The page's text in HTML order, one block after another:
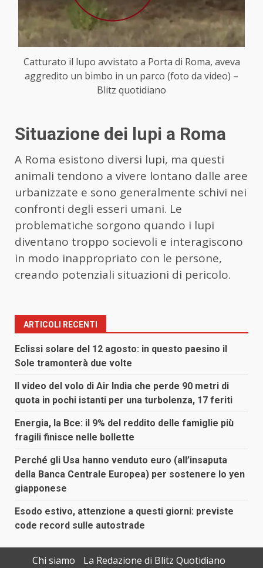
Catturato il lupo avvistato a Porta di Roma, aveva
aggredito un bimbo in un parco (foto da video) –
Blitz quotidiano
Situazione dei lupi a Roma
A Roma esistono diversi lupi, ma questi
animali tendono a vivere lontano dalle aree
urbanizzate e sono generalmente schivi nei
confronti degli esseri umani. Le
problematiche sorgono quando i lupi
diventano troppo socievoli e interagiscono
in modo inappropriato con le persone,
creando potenziali situazioni di pericolo.
ARTICOLI RECENTI
Eclissi solare del 12 agosto: in questo paesino il
Sole tramonterà due volte
Il video del volo di Air India che perde 90 metri di
quota in pochi istanti per una turbolenza, 17 feriti
Energia, la Bce: il 9% del reddito delle famiglie più
fragili finisce nelle bollette
Perché gli Usa hanno venduto euro (all’insaputa
della Banca Centrale Europea) per sostenere lo yen
giapponese
Esodo estivo, attenzione a questi giorni: previste
code record sulle autostrade
Chi siamo
La Redazione di Blitz Quotidiano